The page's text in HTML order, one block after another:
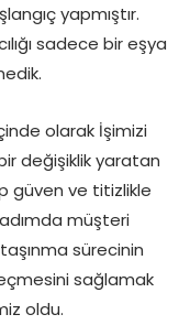
yapmıştır.
sadece bir eşya
olarak İşimizi
değişiklik yaratan
güven ve titizlikle
müşteri
sürecinin
sağlamak
oldu.